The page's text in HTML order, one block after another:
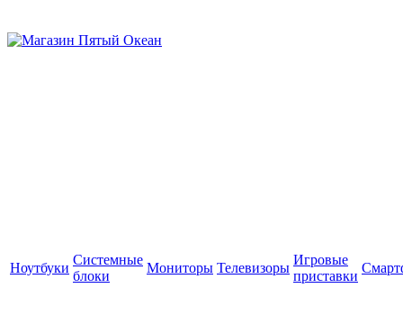
Ноутбуки
Системные
блоки
Мониторы Телевизоры
Игровые
приставки